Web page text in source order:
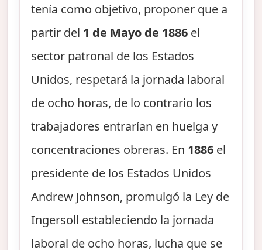
tenía como objetivo, proponer que a
partir del 1 de Mayo de 1886 el
sector patronal de los Estados
Unidos, respetará la jornada laboral
de ocho horas, de lo contrario los
trabajadores entrarían en huelga y
concentraciones obreras. En 1886 el
presidente de los Estados Unidos
Andrew Johnson, promulgó la Ley de
Ingersoll estableciendo la jornada
laboral de ocho horas, lucha que se